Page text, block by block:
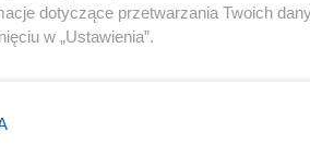
Polityka
dotyczące przetwarzania Twoich
w „Ustawienia”.